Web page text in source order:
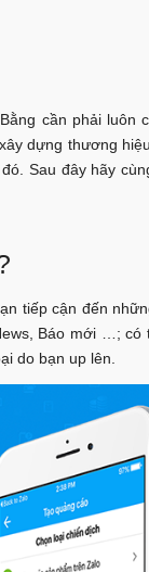
cần phải luôn
dựng thương
Sau đây hãy
tiếp cận đến
Báo mới …;
do bạn up lên.